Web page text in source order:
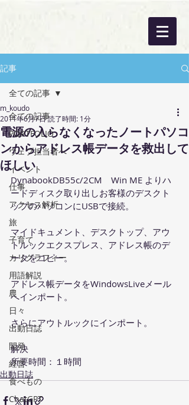
記事
全ての記事
PORTFOLIO
ウェブ担当者へ
イベント
仕事
アクセス解析
旅
子育て
カリグラフィー
用語解説
農
日々
出動日誌
開発
経営
食べもの
ChatGPT
全ての記事
電源の入らなくなったノートパソコ
ンからアドレス帳データを救出して
ほしい
m_koudo
2011年6月7日読了時間: 1分
DynabookDB55c/2CM　Win ME よりハ
ードディスク取り出しお客様のデスクト
ップのパソコンにUSBで接続。
マイドキュメント、デスクトップ、アウ
トルックエクスプレス、アドレス帳のデ
ータをコピー。
アドレス帳データをWindowsLiveメール
へインポート。
さらにアウトルックにインポート。
解決
所要時間：１時間
出動日誌